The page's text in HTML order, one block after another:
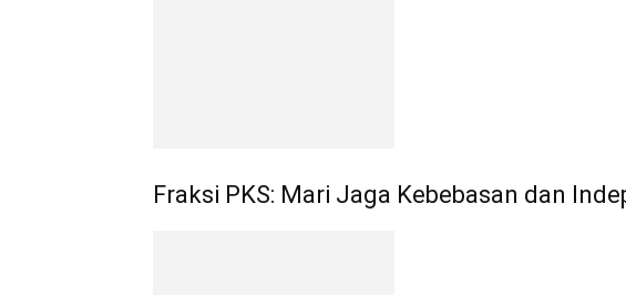
Fraksi PKS: Mari Jaga Kebebasan dan